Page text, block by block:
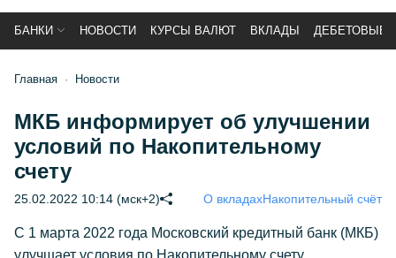
БАНКИ НОВОСТИ КУРСЫ ВАЛЮТ ВКЛАДЫ ДЕБЕТОВЫЕ
Главная Новости
МКБ информирует об улучшении
условий по Накопительному
счету
25.02.2022 10:14 (мск+2) О вкладахНакопительный счёт
С 1 марта 2022 года Московский кредитный банк (МКБ)
улучшает условия по Накопительному счету.